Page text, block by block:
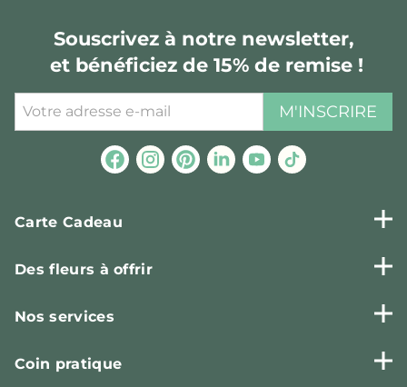
Souscrivez à notre newsletter,
et bénéficiez de 15% de remise !
M'INSCRIRE
Carte Cadeau
Des fleurs à offrir
Nos services
Coin pratique